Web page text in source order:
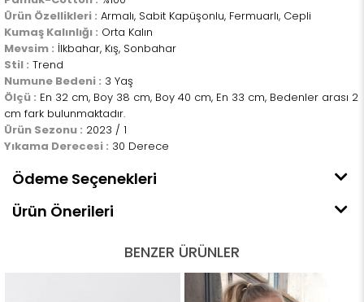
Ürün Özellikleri : Armalı, Sabit Kapüşonlu, Fermuarlı, Cepli
Kumaş Kalınlığı : Orta Kalın
Mevsim : İlkbahar, Kış, Sonbahar
Stil : Trend
Numune Bedeni : 3 Yaş
Ölçü : En 32 cm, Boy 38 cm, Boy 40 cm, En 33 cm, Bedenler arası 2
cm fark bulunmaktadır.
Ürün Sezonu : 2023 / 1
Yıkama Derecesi : 30 Derece
Ödeme Seçenekleri
Ürün Önerileri
BENZER ÜRÜNLER